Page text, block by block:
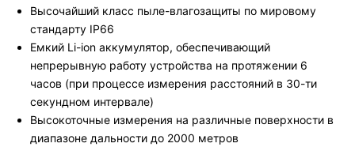
Высочайший класс пыле-влагозащиты по мировому
стандарту IP66
Емкий Li-ion аккумулятор, обеспечивающий
непрерывную работу устройства на протяжении 6
часов (при процессе измерения расстояний в 30-ти
секундном интервале)
Высокоточные измерения на различные поверхности в
диапазоне дальности до 2000 метров